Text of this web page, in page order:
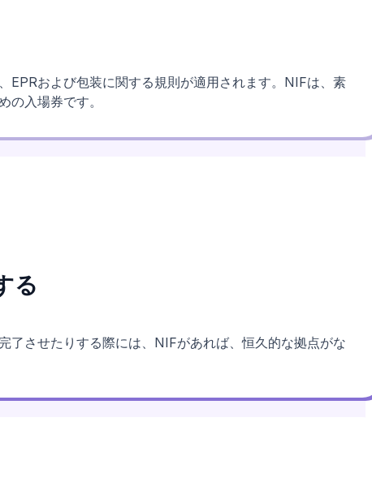
および包装に関する規則が適用されます。 NIFは、素
の入場券です。
る
了させたりする際には、NIFがあれば、恒久的な拠点がな